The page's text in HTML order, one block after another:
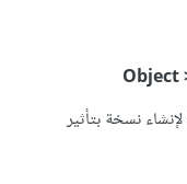
Object
حدّد الخيار العمودي واضغط زر النسخ Copy لإنشاء نسخة بتأثير